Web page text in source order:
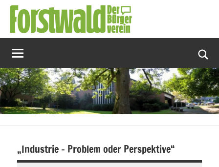
Zum
Inhalt
springen
„Industrie – Problem oder Perspektive“